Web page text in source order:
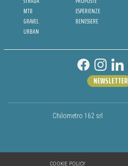
MTB
GRAVEL
URBAN
ESPERIENZE
BENESSERE
Chilometro 162 srl
NEWSLETTER
COOKIE POLICY